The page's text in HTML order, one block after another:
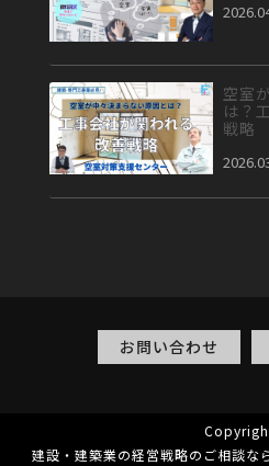
空室
は？
戦略
お問い合わせ
建設・建築業の経営戦略のご相談な